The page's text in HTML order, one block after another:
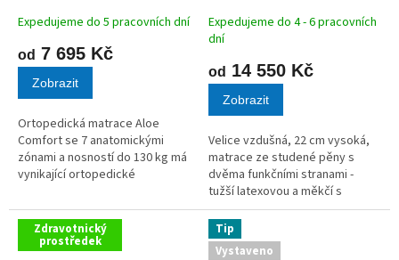
Expedujeme do 5 pracovních dní
od 7 695 Kč
Zobrazit
Ortopedická matrace Aloe
Comfort se 7 anatomickými
zónami a nosností do 130 kg má
vynikající ortopedické
viscoelastické pěny zajistí
dokonalé vnoření těla do
matrace a...
Expedujeme do 4 - 6 pracovních
dní
od 14 550 Kč
Zobrazit
Velice vzdušná, 22 cm vysoká,
matrace ze studené pěny s
dvěma funkčními stranami -
tužší latexovou a měkčí s
paměťovou pěnou.
Zdravotnický
prostředek
Tip
Vystaveno